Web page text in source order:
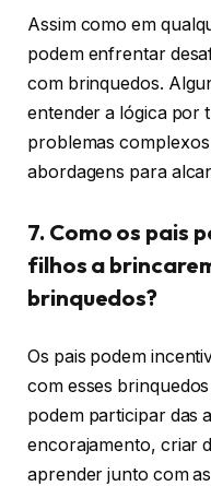
Assim como em
podem enfrentar
com brinquedos.
entender a lógica por
problemas
abordagens para
7. Como os pais
filhos a
brinquedos?
Os pais podem
com esses
podem participar das
encorajamento, criar
aprender junto com